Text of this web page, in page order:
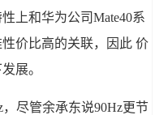
上和华为公司Mate40系
价比高的关联，因此 价
展。
尽管余承东说90Hz更节